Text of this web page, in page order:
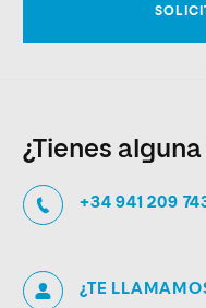
¿Tienes
+34 941 209
¿TE